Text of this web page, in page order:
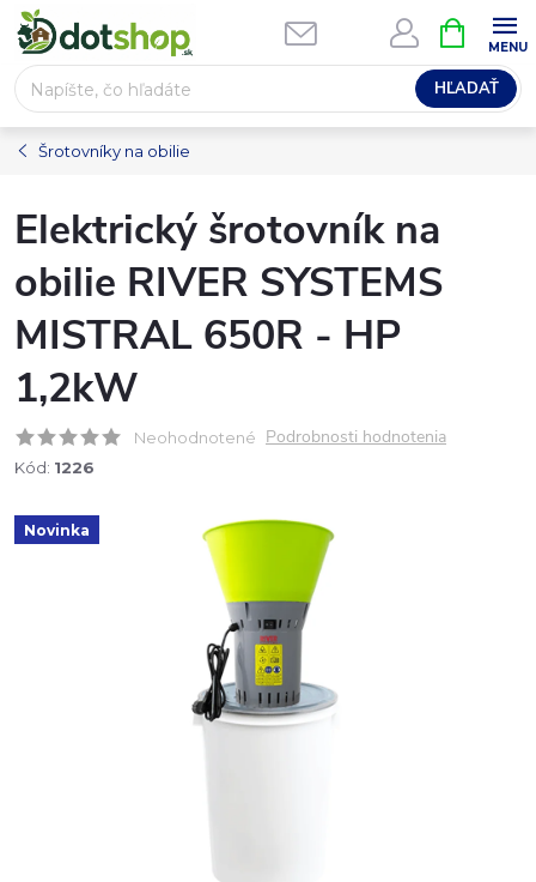
Prejsť
na
obsah
HĽADAŤ
KOŠÍK
Šrotovníky na obilie
Elektrický šrotovník na
obilie RIVER SYSTEMS
MISTRAL 650R - HP
1,2kW
Neohodnotené Podrobnosti hodnotenia
Kód: 1226
Novinka